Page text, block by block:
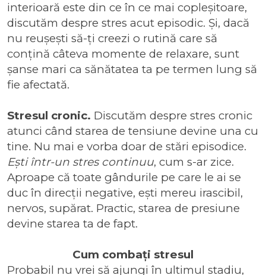
interioară este din ce în ce mai copleșitoare,
discutăm despre stres acut episodic. Și, dacă
nu reușești să-ți creezi o rutină care să
conțină câteva momente de relaxare, sunt
șanse mari ca sănătatea ta pe termen lung să
fie afectată.
Stresul cronic. Discutăm despre stres cronic
atunci când starea de tensiune devine una cu
tine. Nu mai e vorba doar de stări episodice.
Ești într-un stres continuu, cum s-ar zice.
Aproape că toate gândurile pe care le ai se
duc în direcții negative, ești mereu irascibil,
nervos, supărat. Practic, starea de presiune
devine starea ta de fapt.
Cum combați stresul
Probabil nu vrei să ajungi în ultimul stadiu,